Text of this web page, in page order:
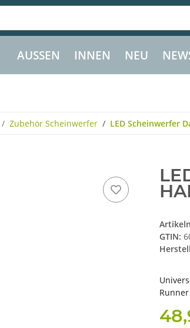
AUSSEN INNEN NEU
Zubehör Scheinwerfer LED Scheinwerfer
GTIN: